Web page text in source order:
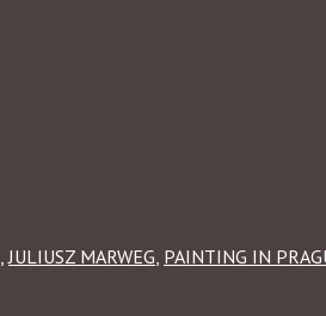
JULIUSZ MARWEG PAINTING IN